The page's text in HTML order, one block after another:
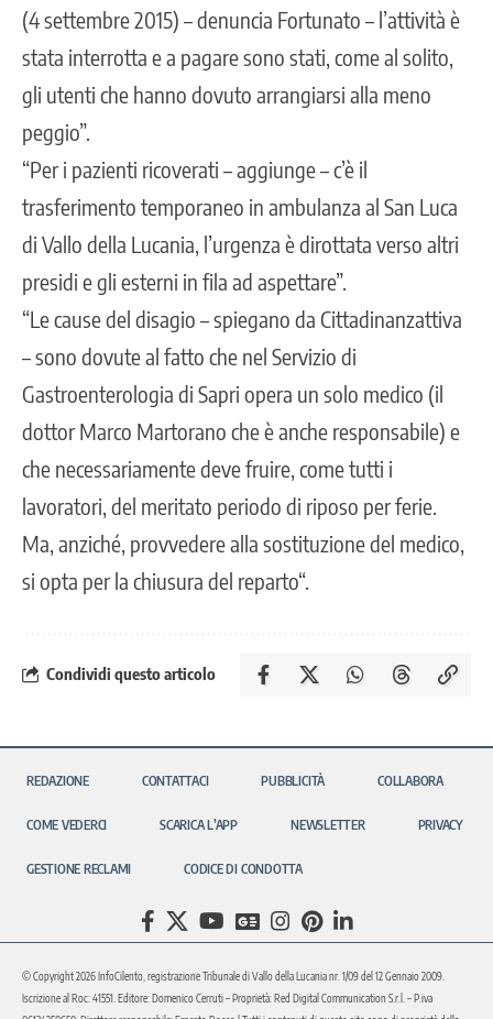
(4 settembre 2015) – denuncia Fortunato – l’attività è
stata interrotta e a pagare sono stati, come al solito,
gli utenti che hanno dovuto arrangiarsi alla meno
peggio”.
“Per i pazienti ricoverati – aggiunge – c’è il
trasferimento temporaneo in ambulanza al San Luca
di Vallo della Lucania, l’urgenza è dirottata verso altri
presidi e gli esterni in fila ad aspettare”.
“Le cause del disagio – spiegano da Cittadinanzattiva
– sono dovute al fatto che nel Servizio di
Gastroenterologia di Sapri opera un solo medico (il
dottor Marco Martorano che è anche responsabile) e
che necessariamente deve fruire, come tutti i
lavoratori, del meritato periodo di riposo per ferie.
Ma, anziché, provvedere alla sostituzione del medico,
si opta per la chiusura del reparto“.
Condividi questo articolo
REDAZIONE CONTATTACI PUBBLICITÀ COLLABORA
COME VEDERCI SCARICA L’APP NEWSLETTER PRIVACY
GESTIONE RECLAMI CODICE DI CONDOTTA
© Copyright 2026 InfoCilento, registrazione Tribunale di Vallo della Lucania nr. 1/09 del 12 Gennaio 2009.
Iscrizione al Roc: 41551. Editore: Domenico Cerruti – Proprietà: Red Digital Communication S.r.l. – P.iva